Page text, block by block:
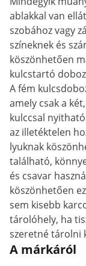
ablakkal van
szobához vagy
színeknek és
köszönhetően
kulcstartó
A fém
amely csak a
kulccsal
az illetéktelen
lyuknak
található,
és csavar
köszönhetően
sem kisebb
tárolóhely, ha
szeretné tárolni
A márkáról